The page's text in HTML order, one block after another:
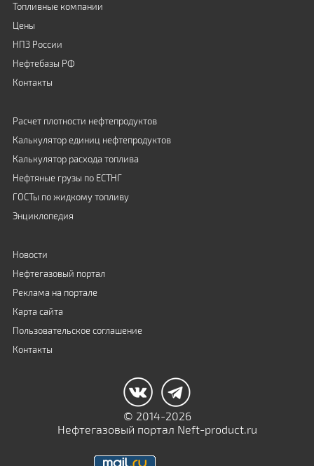
Топливные компании
Цены
НПЗ России
Нефтебазы РФ
Контакты
Расчет плотности нефтепродуктов
Калькулятор единиц нефтепродуктов
Калькулятор расхода топлива
Нефтяные грузы по ЕСТНГ
ГОСТы по жидкому топливу
Энциклопедия
Новости
Нефтегазовый портал
Реклама на портале
Карта сайта
Пользовательское соглашение
Контакты
© 2014-2026
Нефтегазовый портал Neft-product.ru